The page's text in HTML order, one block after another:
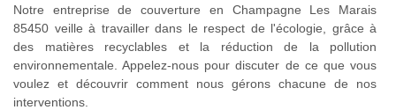
Notre entreprise de couverture en Champagne Les Marais
85450 veille à travailler dans le respect de l'écologie, grâce à
des matières recyclables et la réduction de la pollution
environnementale. Appelez-nous pour discuter de ce que vous
voulez et découvrir comment nous gérons chacune de nos
interventions.